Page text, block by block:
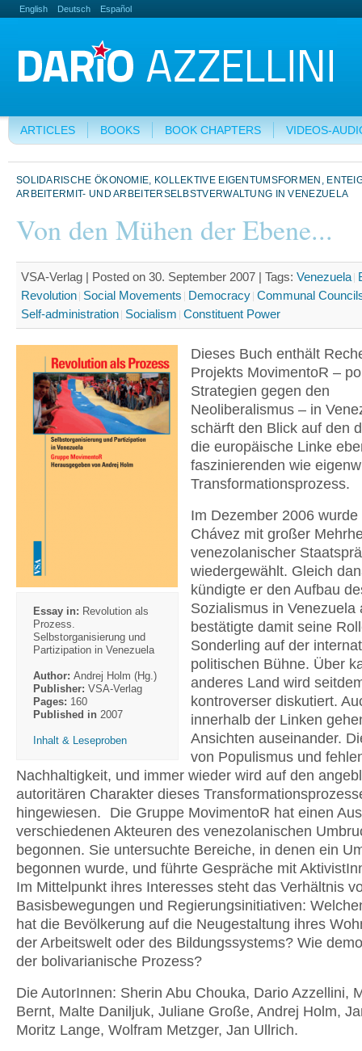
English Deutsch Español
ARTICLES BOOKS BOOK CHAPTERS VIDEOS-
SOLIDARISCHE ÖKONOMIE, KOLLEKTIVE EIGENTUMSFORMEN,
ARBEITERMIT- UND ARBEITERSELBSTVERWALTUNG IN VENEZUELA
Von den Mühen der Ebene...
VSA-Verlag | Posted on 30. September 2007 | Tags: Venezuela
Revolution Social Movements Democracy Communal
Self-administration Socialism Constituent Power
Essay in: Revolution als
Prozess.
Selbstorganisierung und
Partizipation in Venezuela
Author: Andrej Holm (Hg.)
Publisher: VSA-Verlag
Pages: 160
Published in 2007
Inhalt & Leseproben
Dieses Buch enthält
Projekts MovimentoR –
Strategien gegen den
Neoliberalismus – in
schärft den Blick auf den
die europäische Linke
faszinierenden wie
Transformationsprozess.
Im Dezember 2006 wurde
Chávez mit großer
venezolanischer
wiedergewählt. Gleich
kündigte er den Aufbau
Sozialismus in Venezuela
bestätigte damit seine
Sonderling auf der
politischen Bühne. Über
anderes Land wird
kontroverser diskutiert.
innerhalb der Linken
Ansichten auseinander.
von Populismus und
Nachhaltigkeit, und immer wieder wird auf den
autoritären Charakter dieses
hingewiesen. Die Gruppe MovimentoR hat einen
verschiedenen Akteuren des venezolanischen
begonnen. Sie untersuchte Bereiche, in denen ein
begonnen wurde, und führte Gespräche mit
Im Mittelpunkt ihres Interesses steht das Verhältnis
Basisbewegungen und Regierungsinitiativen:
hat die Bevölkerung auf die Neugestaltung ihres
der Arbeitswelt oder des Bildungssystems? Wie
der bolivarianische Prozess?
Die AutorInnen: Sherin Abu Chouka, Dario Azzellini,
Bernt, Malte Daniljuk, Juliane Große, Andrej Holm,
Moritz Lange, Wolfram Metzger, Jan Ullrich.